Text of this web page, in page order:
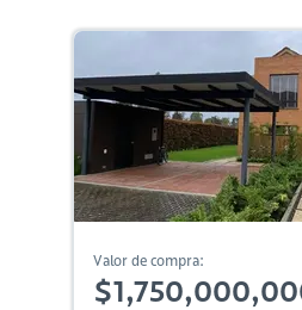
Valor de compra: